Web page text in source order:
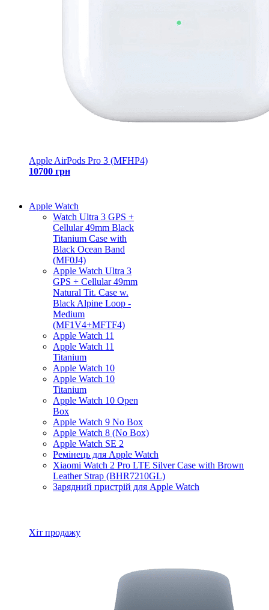
Apple AirPods Pro 3 (MFHP4)
10700 грн
Apple Watch
Watch Ultra 3 GPS +
Cellular 49mm Black
Titanium Case with
Black Ocean Band
(MF0J4)
Apple Watch Ultra 3
GPS + Cellular 49mm
Natural Tit. Case w.
Black Alpine Loop -
Medium
(MF1V4+MFTF4)
Apple Watch 11
Apple Watch 11
Titanium
Apple Watch 10
Apple Watch 10
Titanium
Apple Watch 10 Open
Box
Apple Watch 9 No Box
Apple Watch 8 (No Box)
Apple Watch SE 2
Ремінець для Apple Watch
Xiaomi Watch 2 Pro LTE Silver Case with Brown
Leather Strap (BHR7210GL)
Зарядний пристрій для Apple Watch
Хіт продажу